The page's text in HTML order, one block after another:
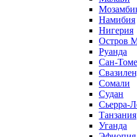
Намибия
Нигерия
Остров
Руанда
Сан-
Сомали
Судан
Сьерра-
Танзания
Уганда